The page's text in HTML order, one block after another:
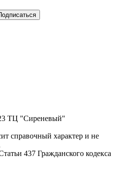
ТЦ "Сиреневый"
справочный характер и не
437 Гражданского кодекса